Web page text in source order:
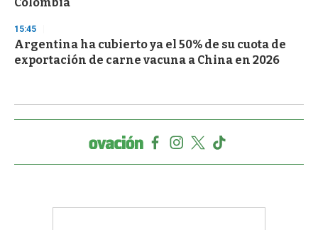
Colombia
15:45
Argentina ha cubierto ya el 50% de su cuota de
exportación de carne vacuna a China en 2026